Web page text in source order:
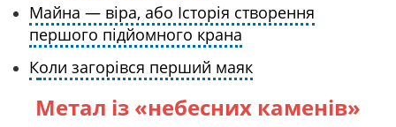
Майна — віра, або Історія створення
першого підйомного крана
Коли загорівся перший маяк
Метал із «небесних каменів»